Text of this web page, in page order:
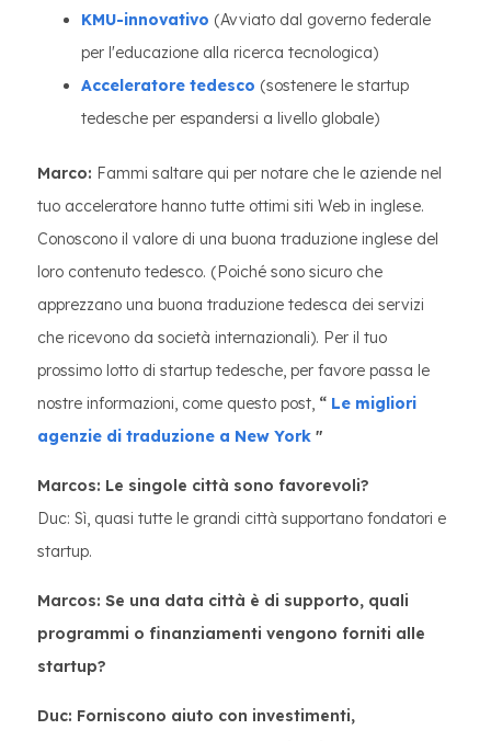
KMU-innovativo (Avviato dal governo federale
per l'educazione alla ricerca tecnologica)
Acceleratore tedesco (sostenere le startup
tedesche per espandersi a livello globale)
Marco: Fammi saltare qui per notare che le aziende nel
tuo acceleratore hanno tutte ottimi siti Web in inglese.
Conoscono il valore di una buona traduzione inglese del
loro contenuto tedesco. (Poiché sono sicuro che
apprezzano una buona traduzione tedesca dei servizi
che ricevono da società internazionali). Per il tuo
prossimo lotto di startup tedesche, per favore passa le
nostre informazioni, come questo post, “ Le migliori
agenzie di traduzione a New York "
Marcos: Le singole città sono favorevoli?
Duc: Sì, quasi tutte le grandi città supportano fondatori e
startup.
Marcos: Se una data città è di supporto, quali
programmi o finanziamenti vengono forniti alle
startup?
Duc: Forniscono aiuto con investimenti,